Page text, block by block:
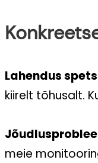
Lahendus
kiirelt tõhusalt.
meie